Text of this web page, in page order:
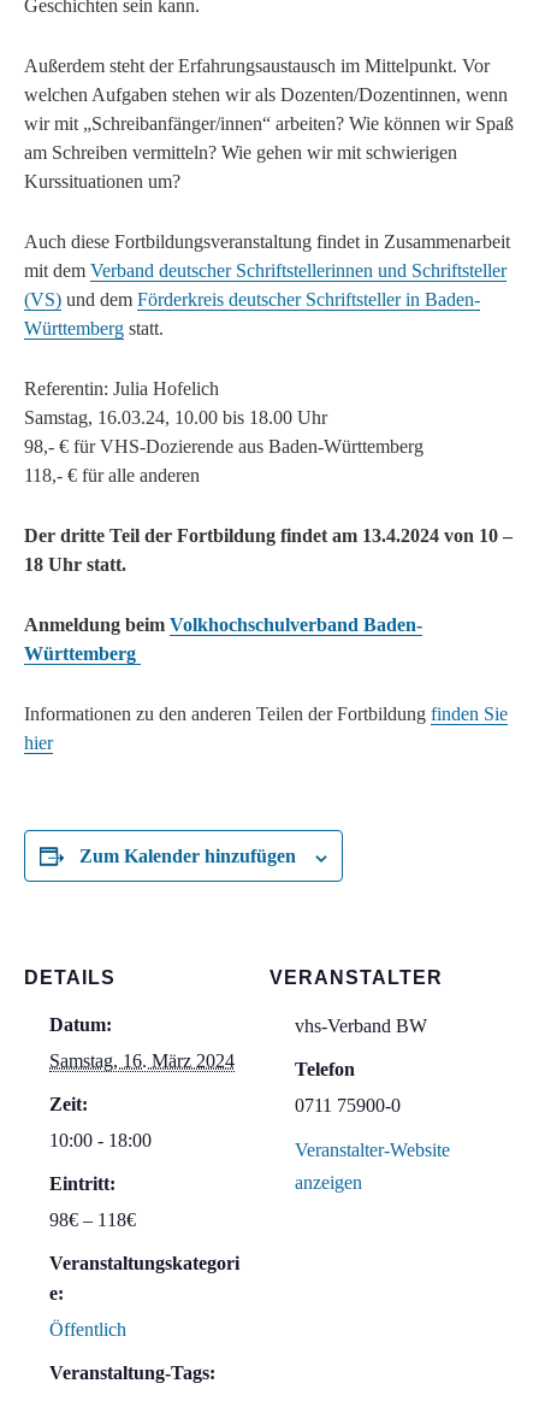
Geschichten sein kann.
Außerdem steht der Erfahrungsaustausch im Mittelpunkt. Vor
welchen Aufgaben stehen wir als Dozenten/Dozentinnen, wenn
wir mit „Schreibanfänger/innen“ arbeiten? Wie können wir Spaß
am Schreiben vermitteln? Wie gehen wir mit schwierigen
Kurssituationen um?
Auch diese Fortbildungsveranstaltung findet in Zusammenarbeit
mit dem Verband deutscher Schriftstellerinnen und Schriftsteller
(VS) und dem Förderkreis deutscher Schriftsteller in Baden-
Württemberg statt.
Referentin: Julia Hofelich
Samstag, 16.03.24, 10.00 bis 18.00 Uhr
98,- € für VHS-Dozierende aus Baden-Württemberg
118,- € für alle anderen
Der dritte Teil der Fortbildung findet am 13.4.2024 von 10 –
18 Uhr statt.
Anmeldung beim Volkhochschulverband Baden-
Württemberg
Informationen zu den anderen Teilen der Fortbildung finden Sie
hier
Zum Kalender hinzufügen
DETAILS
Datum:
Samstag, 16. März 2024
Zeit:
10:00 - 18:00
Eintritt:
98€ – 118€
Veranstaltungskategori
e:
Öffentlich
Veranstaltung-Tags:
VERANSTALTER
vhs-Verband BW
Telefon
0711 75900-0
Veranstalter-Website
anzeigen